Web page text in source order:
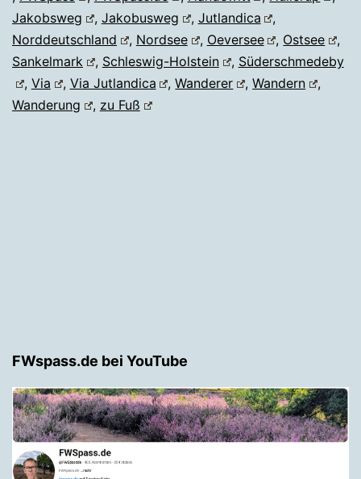
Jakobsweg
, Jakobusweg , Jutlandica
,
Norddeutschland
, Nordsee , Oeversee , Ostsee
,
Sankelmark
, Schleswig-Holstein , Süderschmedeby
, Via , Via Jutlandica ,Wanderer ,Wandern
,
Wanderung
, zu Fuß
FWspass.de bei YouTube